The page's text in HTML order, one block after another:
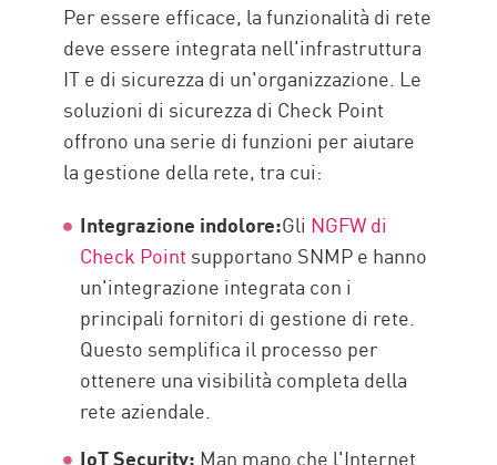
Per essere efficace, la funzionalità di rete
deve essere integrata nell'infrastruttura
IT e di sicurezza di un'organizzazione. Le
soluzioni di sicurezza di Check Point
offrono una serie di funzioni per aiutare
la gestione della rete, tra cui:
Integrazione indolore:Gli NGFW di
Check Point supportano SNMP e hanno
un'integrazione integrata con i
principali fornitori di gestione di rete.
Questo semplifica il processo per
ottenere una visibilità completa della
rete aziendale.
IoT Security: Man mano che l'Internet